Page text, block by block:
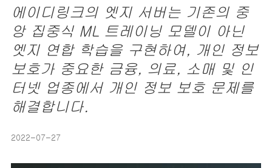
에이디링크의 엣지 서버는 기존의 중
앙 집중식ML 트레이닝 모델이 아닌
엣지 연합 학습을 구현하여, 개인 정보
보호가 중요한 금융, 의료, 소매 및 인
터넷 업종에서 개인 정보 보호 문제를
해결합니다.
2022-07-27